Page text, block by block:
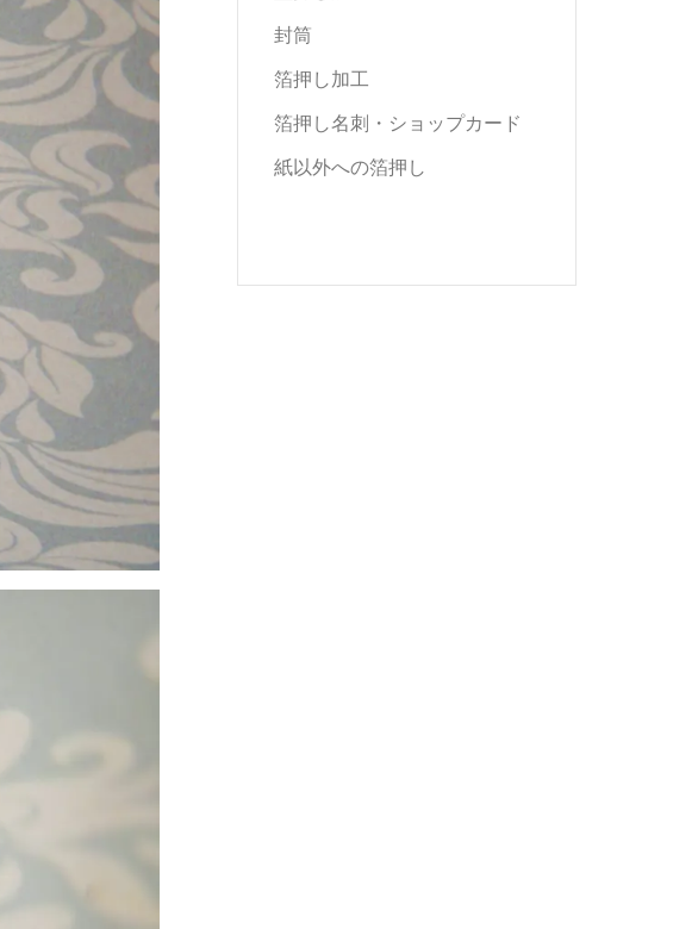
封筒
箔押し加工
箔押し名刺・ショップカード
紙以外への箔押し